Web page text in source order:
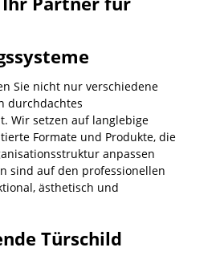
Sie nicht nur verschiedene
durchdachtes
Wir setzen auf langlebige
Formate und Produkte, die
anpassen
sind auf den professionellen
ästhetisch und
Türschild